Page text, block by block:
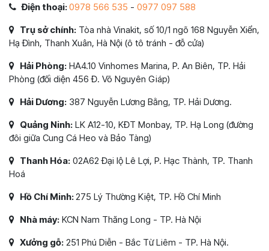
Điện thoại:0978 566 535 - 0977 097 588
Trụ sở chính: Tòa nhà Vinakit, số 10/1 ngõ 168 Nguyễn Xiển,
Hạ Đình, Thanh Xuân, Hà Nội (ô tô tránh - đỗ cửa)
Hải Phòng: HA4.10 Vinhomes Marina, P. An Biên, TP. Hải
Phòng (đối diện 456 Đ. Võ Nguyên Giáp)
Hải Dương: 387 Nguyễn Lương Bằng, TP. Hải Dương.
Quảng Ninh: LK A12-10, KĐT Monbay, TP. Hạ Long (đường
đôi giữa Cung Cá Heo và Bảo Tàng)
Thanh Hóa: 02A62 Đại lộ Lê Lợi, P. Hạc Thành, TP. Thanh
Hoá
Hồ Chí Minh:275 Lý Thường Kiệt, TP. Hồ Chí Minh
Nhà máy: KCN Nam Thăng Long - TP. Hà Nội
Xưởng gỗ: 251 Phú Diễn - Bắc Từ Liêm - TP. Hà Nội.